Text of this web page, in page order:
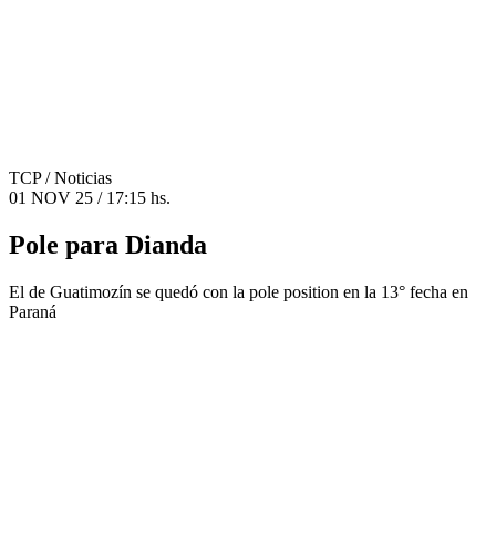
TCP/ Noticias
01 NOV 25 / 17:15 hs.
Pole para Dianda
El de Guatimozín se quedó con la pole position en la 13° fecha en
Paraná